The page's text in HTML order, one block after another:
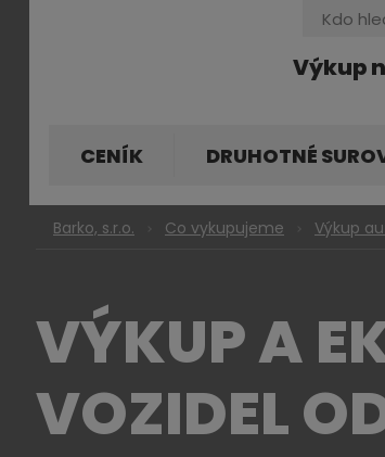
Výkup
CENÍK DRUHOTNÉ
Barko, s.r.o. Co vykupujeme Výkup
VÝKUP A
VOZIDEL